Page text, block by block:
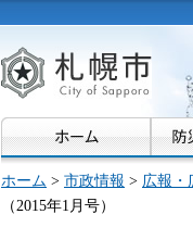
札幌市
ホーム > 市政情報 > 広報・
（2015年1月号）